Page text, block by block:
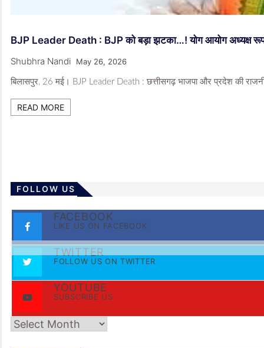
BJP Leader Death : BJP को बड़ा झटका…! योग आयोग अध्यक्ष
Shubhra Nandi May 26, 2026
बिलासपुर, 26 मई। BJP Leader Death : छत्तीसगढ़ भाजपा और प्रदेश की
READ MORE
FOLLOW US
FACEBOOK
LIKE US ON FACEBOOK
TWITTER
FOLLOW US ON TWITTER
YOUTUBE
SUBSCRIBE US
Archives